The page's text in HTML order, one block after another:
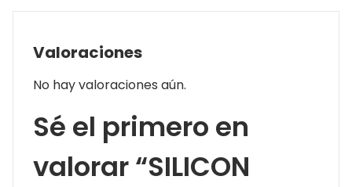
Valoraciones
No hay valoraciones aún.
Sé el primero en
valorar “SILICON